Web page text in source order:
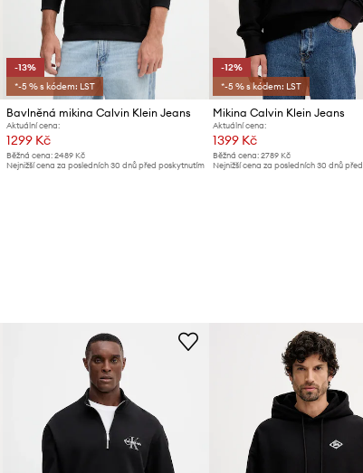
-13%
*-5 % s kódem: LST
Bavlněná mikina Calvin Klein Jeans
Aktuální cena:
1299 Kč
Běžná cena: 2489 Kč
Nejnižší cena za posledních 30 dnů před poskytnutím
-12%
*-5 % s kódem: LST
Mikina Calvin Klein Jeans
Aktuální cena:
1399 Kč
Běžná cena: 2789 Kč
Nejnižší cena za posledních 30 dnů